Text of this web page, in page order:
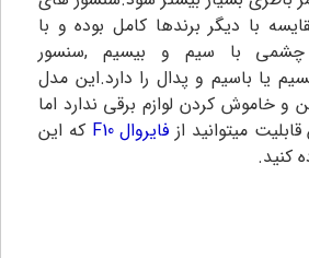
با دیگر برندها کامل بوده و با
چشمی با سیم و بیسیم ,سنسور
یا باسیم و پدال را دارد.این مدل
و خاموش کردن لوازم برقی ندارد اما
میتوانید از فایروال F10
که این
کنید.